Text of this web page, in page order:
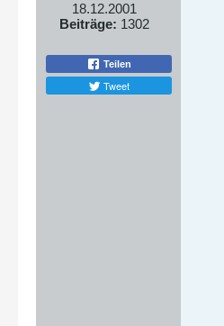
18.12.2001
Beiträge: 1302
Teilen
Tweet